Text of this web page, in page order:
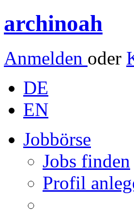
archinoah
Anmelden oder
DE
EN
Jobbörse
Jobs finden
Profil